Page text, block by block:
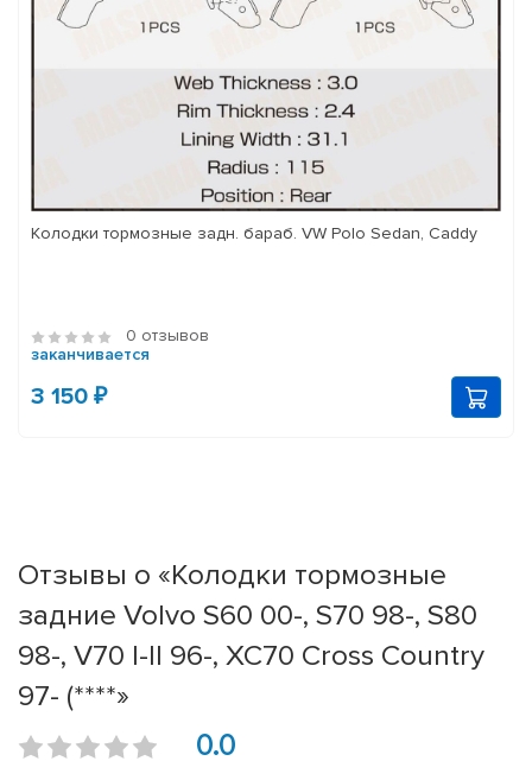
Колодки тормозные задн. бараб. VW Polo Sedan, Caddy
0 отзывов
заканчивается
3 150 ₽
Отзывы о «Колодки тормозные
задние Volvo S60 00-, S70 98-, S80
98-, V70 I-II 96-, XC70 Cross Country
97- (****»
0.0